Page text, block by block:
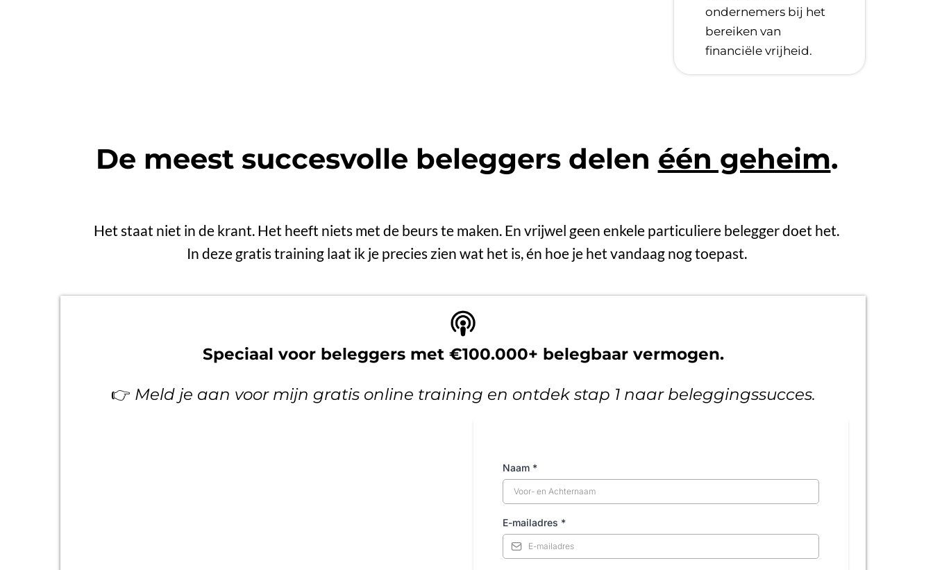
ondernemers bij het
bereiken van
financiële vrijheid.
De meest succesvolle beleggers delen één geheim.
Het staat niet in de krant. Het heeft niets met de beurs te maken. En vrijwel geen enkele particuliere belegger doet het.
In deze gratis training laat ik je precies zien wat het is, én hoe je het vandaag nog toepast.
Speciaal voor beleggers met €100.000+ belegbaar vermogen.
👉 Meld je aan voor mijn gratis online training en ontdek stap 1 naar beleggingssucces.
Naam *
E-mailadres *